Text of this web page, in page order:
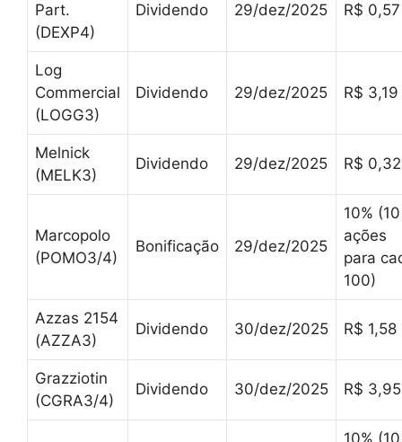
Part.
(DEXP4)
Dividendo 29/dez/2025 R$ 0,57
Log
Commercial
(LOGG3)
Dividendo 29/dez/2025 R$ 3,19
Melnick
(MELK3)
Dividendo 29/dez/2025 R$ 0,32
Marcopolo
(POMO3/4)
Bonificação 29/dez/2025
10% (10
ações
para
100)
Azzas 2154
(AZZA3)
Dividendo 30/dez/2025 R$ 1,58
Grazziotin
(CGRA3/4)
Dividendo 30/dez/2025 R$ 3,95